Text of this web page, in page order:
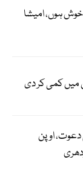
خوش ہوں، امیشا
میں کمی کر دی
دعوت، اوپن